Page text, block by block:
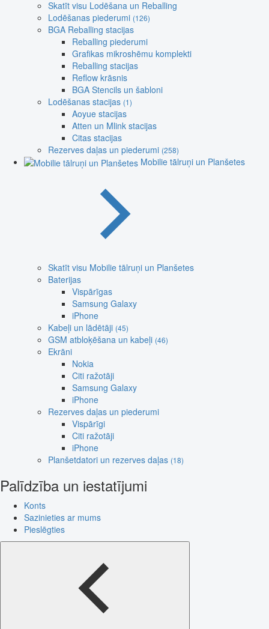
Skatīt visu Lodēšana un Reballing
Lodēšanas piederumi (126)
BGA Reballing stacijas
Reballing piederumi
Grafikas mikroshēmu komplekti
Reballing stacijas
Reflow krāsnis
BGA Stencils un šabloni
Lodēšanas stacijas (1)
Aoyue stacijas
Atten un Mlink stacijas
Citas stacijas
Rezerves daļas un piederumi (258)
Mobilie tālruņi un Planšetes
Skatīt visu Mobilie tālruņi un Planšetes
Baterijas
Vispārīgas
Samsung Galaxy
iPhone
Kabeļi un lādētāji (45)
GSM atbloķēšana un kabeļi (46)
Ekrāni
Nokia
Citi ražotāji
Samsung Galaxy
iPhone
Rezerves daļas un piederumi
Vispārīgi
Citi ražotāji
iPhone
Planšetdatori un rezerves daļas (18)
Palīdzība un iestatījumi
Konts
Sazinieties ar mums
Pieslēgties